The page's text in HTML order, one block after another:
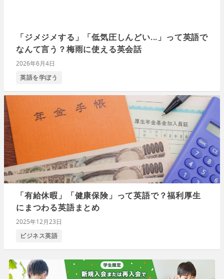
「ジメジメする」「低気圧しんどい...」って英語で
なんて言う？梅雨に使える英会話
2026年6月4日
英語を学ぼう
「有給休暇」「健康保険」って英語で？福利厚生
にまつわる英語まとめ
2025年12月23日
ビジネス英語